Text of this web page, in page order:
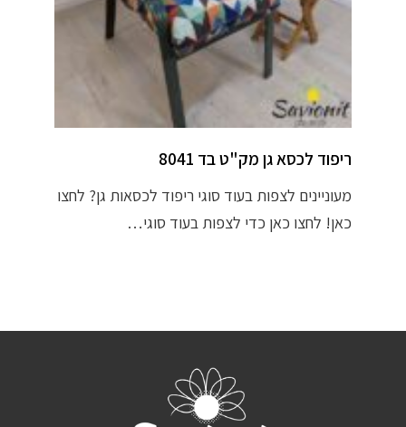
ריפוד לכסא גן מק"ט בד 8041
מעוניינים לצפות בעוד סוגי ריפוד לכסאות גן? לחצו
כאן! לחצו כאן כדי לצפות בעוד סוגי…